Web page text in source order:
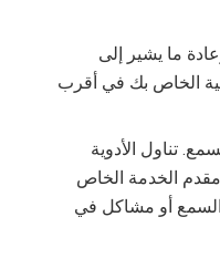
ما يشير إلى
الخاص بك في أقرب
تناول الأدوية
الخدمة الخاص
أو مشاكل في